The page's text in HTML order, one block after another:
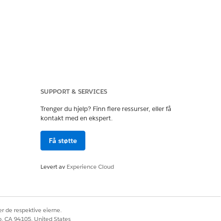
SUPPORT & SERVICES
Trenger du hjelp? Finn flere ressurser, eller få
kontakt med en ekspert.
Få støtte
Levert av Experience Cloud
de respektive eierne.
CA 94105, United States